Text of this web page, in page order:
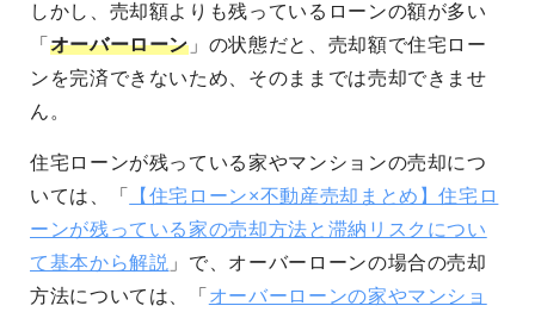
しかし、売却額よりも残っているローンの額が多い
「 オーバーローン 」の状態だと、売却額で住宅ロー
ンを完済できないため、そのままでは売却できませ
ん。
住宅ローンが残っている家やマンションの売却につ
いては、「
【住宅ローン×不動産売却まとめ】住宅ロ
ーンが残っている家の売却方法と滞納リスクについ
て基本から解説 」で、オーバーローンの場合の売却
方法については、「 オーバーローンの家やマンショ